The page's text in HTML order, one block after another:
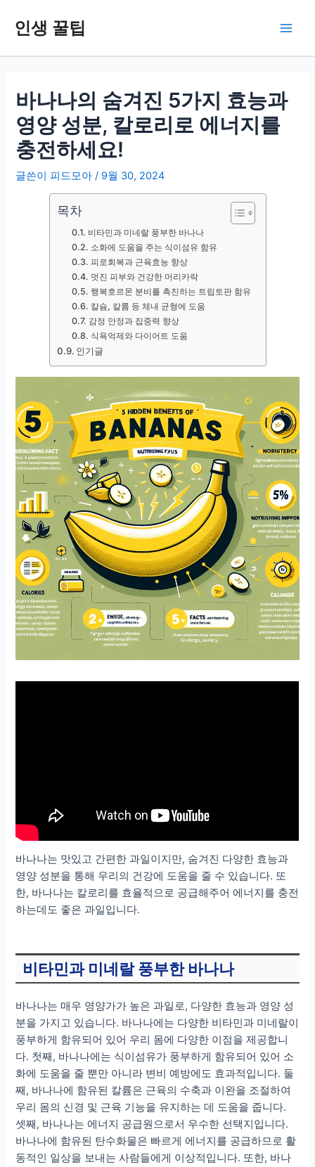
로
인생 꿀팁
바나나의 숨겨진 5가지 효능과
영양 성분, 칼로리로 에너지를
충전하세요!
글쓴이 피드모아/ 9월 30, 2024
목차
비타민과 미네랄 풍부한 바나나
소화에 도움을 주는 식이섬유 함유
피로회복과 근육효능 향상
멋진 피부와 건강한 머리카락
행복호르몬 분비를 촉진하는 트립토판 함유
칼슘, 칼륨 등 체내 균형에 도움
감정 안정과 집중력 향상
식욕억제와 다이어트 도움
인기글
바나나는 맛있고 간편한 과일이지만, 숨겨진 다양한 효능과
영양 성분을 통해 우리의 건강에 도움을 줄 수 있습니다. 또
한, 바나나는 칼로리를 효율적으로 공급해주어 에너지를 충전
하는데도 좋은 과일입니다.
비타민과 미네랄 풍부한 바나나
바나나는 매우 영양가가 높은 과일로, 다양한 효능과 영양 성
분을 가지고 있습니다. 바나나에는 다양한 비타민과 미네랄이
풍부하게 함유되어 있어 우리 몸에 다양한 이점을 제공합니
다. 첫째, 바나나에는 식이섬유가 풍부하게 함유되어 있어 소
화에 도움을 줄 뿐만 아니라 변비 예방에도 효과적입니다. 둘
째, 바나나에 함유된 칼륨은 근육의 수축과 이완을 조절하여
우리 몸의 신경 및 근육 기능을 유지하는 데 도움을 줍니다.
셋째, 바나나는 에너지 공급원으로서 우수한 선택지입니다.
바나나에 함유된 탄수화물은 빠르게 에너지를 공급하므로 활
동적인 일상을 보내는 사람들에게 이상적입니다. 또한, 바나